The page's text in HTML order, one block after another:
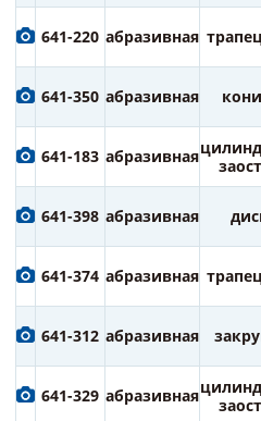
641-220 абразивная
641-350 абразивная
641-183 абразивная
641-398 абразивная
641-374 абразивная
641-312 абразивная
641-329 абразивная